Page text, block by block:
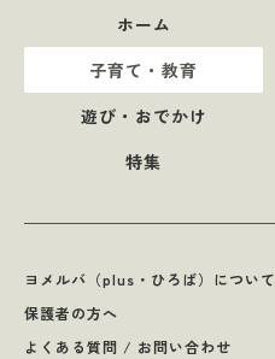
ホーム
子育て・教育
遊び・おでかけ
特集
ヨメルバ（plus・ひろば）について
保護者の方へ
よくある質問 / お問い合わせ